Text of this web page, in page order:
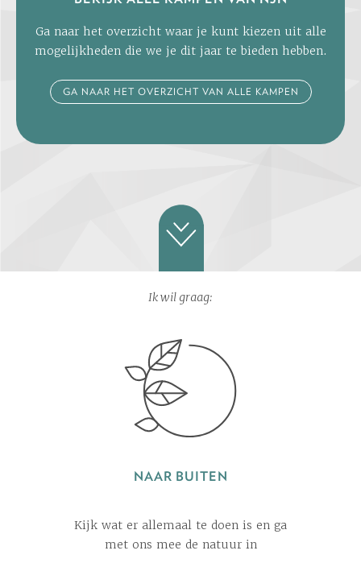
Ga naar het overzicht waar je kunt kiezen uit alle
mogelijkheden die we je dit jaar te bieden hebben.
GA NAAR HET OVERZICHT VAN ALLE KAMPEN
Ik wil graag:
NAAR BUITEN
Kijk wat er allemaal te doen is en ga
met ons mee de natuur in